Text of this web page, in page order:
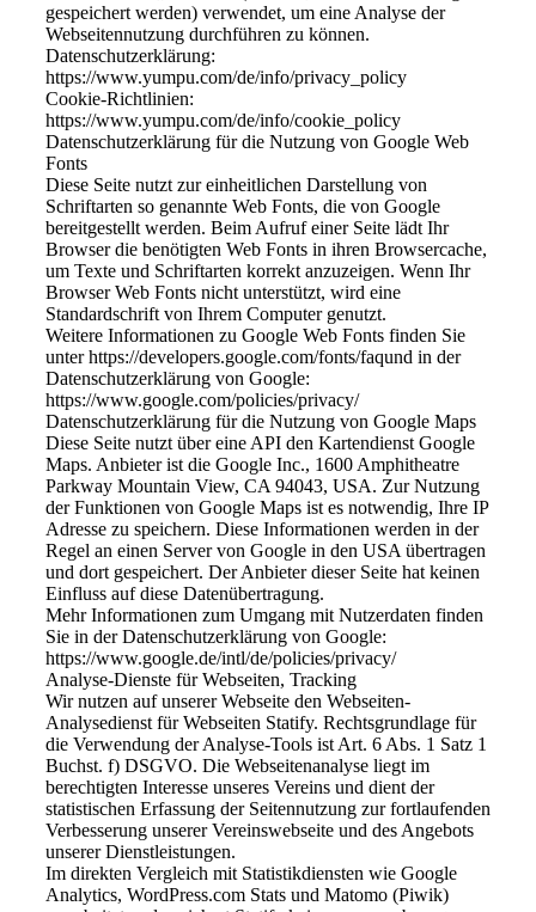
gespeichert werden) verwendet, um eine Analyse der
Webseitennutzung durchführen zu können.
Datenschutzerklärung:
https://www.yumpu.com/de/info/privacy_policy
Cookie-Richtlinien:
https://www.yumpu.com/de/info/cookie_policy
Datenschutzerklärung für die Nutzung von Google Web
Fonts
Diese Seite nutzt zur einheitlichen Darstellung von
Schriftarten so genannte Web Fonts, die von Google
bereitgestellt werden. Beim Aufruf einer Seite lädt Ihr
Browser die benötigten Web Fonts in ihren Browsercache,
um Texte und Schriftarten korrekt anzuzeigen. Wenn Ihr
Browser Web Fonts nicht unterstützt, wird eine
Standardschrift von Ihrem Computer genutzt.
Weitere Informationen zu Google Web Fonts finden Sie
unter https://developers.google.com/fonts/faqund in der
Datenschutzerklärung von Google:
https://www.google.com/policies/privacy/
Datenschutzerklärung für die Nutzung von Google Maps
Diese Seite nutzt über eine API den Kartendienst Google
Maps. Anbieter ist die Google Inc., 1600 Amphitheatre
Parkway Mountain View, CA 94043, USA. Zur Nutzung
der Funktionen von Google Maps ist es notwendig, Ihre IP
Adresse zu speichern. Diese Informationen werden in der
Regel an einen Server von Google in den USA übertragen
und dort gespeichert. Der Anbieter dieser Seite hat keinen
Einfluss auf diese Datenübertragung.
Mehr Informationen zum Umgang mit Nutzerdaten finden
Sie in der Datenschutzerklärung von Google:
https://www.google.de/intl/de/policies/privacy/
Analyse-Dienste für Webseiten, Tracking
Wir nutzen auf unserer Webseite den Webseiten-
Analysedienst für Webseiten Statify. Rechtsgrundlage für
die Verwendung der Analyse-Tools ist Art. 6 Abs. 1 Satz 1
Buchst. f) DSGVO. Die Webseitenanalyse liegt im
berechtigten Interesse unseres Vereins und dient der
statistischen Erfassung der Seitennutzung zur fortlaufenden
Verbesserung unserer Vereinswebseite und des Angebots
unserer Dienstleistungen.
Im direkten Vergleich mit Statistikdiensten wie Google
Analytics, WordPress.com Stats und Matomo (Piwik)